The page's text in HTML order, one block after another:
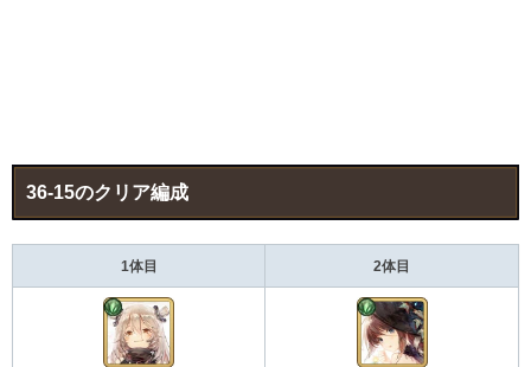
36-15のクリア編成
1体目 2体目